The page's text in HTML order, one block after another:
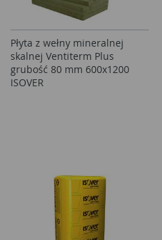
Płyta z wełny mineralnej
skalnej Ventiterm Plus
grubość 80 mm 600x1200
ISOVER